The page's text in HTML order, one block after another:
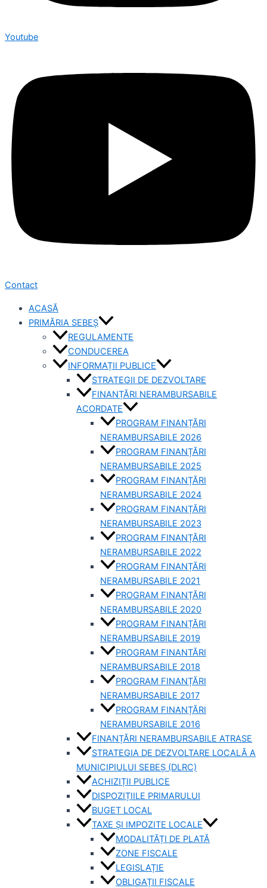
Youtube
Contact
ACASĂ
PRIMĂRIA SEBEȘ
REGULAMENTE
CONDUCEREA
INFORMAȚII PUBLICE
STRATEGII DE DEZVOLTARE
FINANȚĂRI NERAMBURSABILE
ACORDATE
PROGRAM FINANȚĂRI
NERAMBURSABILE 2026
PROGRAM FINANȚĂRI
NERAMBURSABILE 2025
PROGRAM FINANȚĂRI
NERAMBURSABILE 2024
PROGRAM FINANȚĂRI
NERAMBURSABILE 2023
PROGRAM FINANȚĂRI
NERAMBURSABILE 2022
PROGRAM FINANȚĂRI
NERAMBURSABILE 2021
PROGRAM FINANȚĂRI
NERAMBURSABILE 2020
PROGRAM FINANȚĂRI
NERAMBURSABILE 2019
PROGRAM FINANTĂRI
NERAMBURSABILE 2018
PROGRAM FINANȚĂRI
NERAMBURSABILE 2017
PROGRAM FINANȚĂRI
NERAMBURSABILE 2016
FINANȚĂRI NERAMBURSABILE ATRASE
STRATEGIA DE DEZVOLTARE LOCALĂ A
MUNICIPIULUI SEBEȘ (DLRC)
ACHIZIȚII PUBLICE
DISPOZIȚIILE PRIMARULUI
BUGET LOCAL
TAXE ȘI IMPOZITE LOCALE
MODALITĂȚI DE PLATĂ
ZONE FISCALE
LEGISLAȚIE
OBLIGAȚII FISCALE